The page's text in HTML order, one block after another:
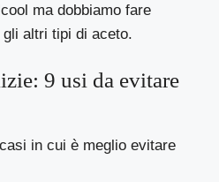
ma dobbiamo fare
altri tipi di aceto.
9 usi da evitare
in cui è meglio evitare